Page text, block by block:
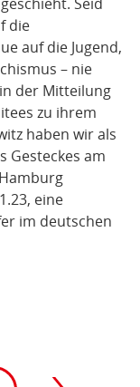
die
auf die Jugend,
– nie
der Mitteilung
zu ihrem
haben wir als
Gesteckes am
eine
im deutschen